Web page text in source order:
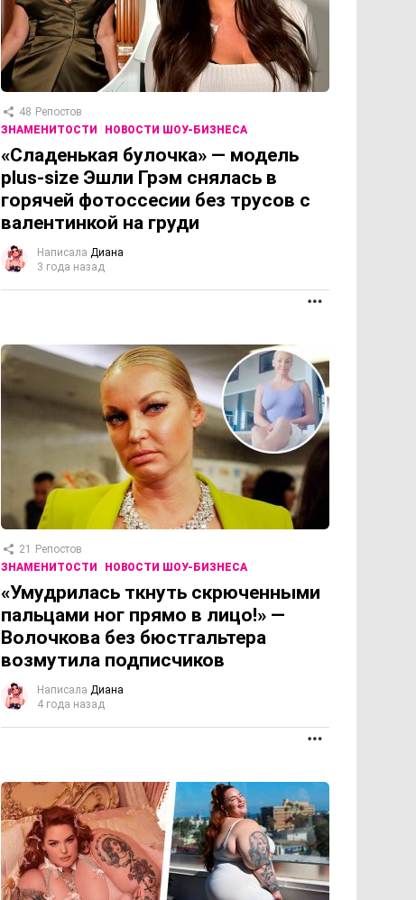
48 Репостов
ЗНАМЕНИТОСТИ
НОВОСТИ ШОУ-БИЗНЕСА
«Сладенькая булочка» — модель
plus-size Эшли Грэм снялась в
горячей фотоссесии без трусов с
валентинкой на груди
Написала Диана
3 года назад
21
Репостов
ЗНАМЕНИТОСТИ
НОВОСТИ ШОУ-БИЗНЕСА
«Умудрилась ткнуть скрюченными
пальцами ног прямо в лицо!» —
Волочкова без бюстгальтера
возмутила подписчиков
Написала Диана
4 года назад